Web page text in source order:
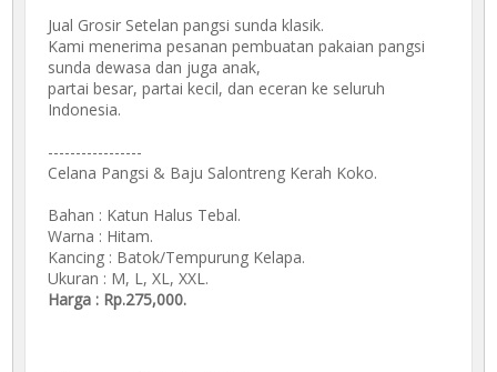
Jual Grosir Setelan pangsi sunda klasik.
Kami menerima pesanan pembuatan pakaian pangsi
sunda dewasa dan juga anak,
partai besar, partai kecil, dan eceran ke seluruh
Indonesia.
-----------------
Celana Pangsi & Baju Salontreng Kerah Koko.
Bahan : Katun Halus Tebal.
Warna : Hitam.
Kancing : Batok/Tempurung Kelapa.
Ukuran : M, L, XL, XXL.
Harga : Rp.275,000.